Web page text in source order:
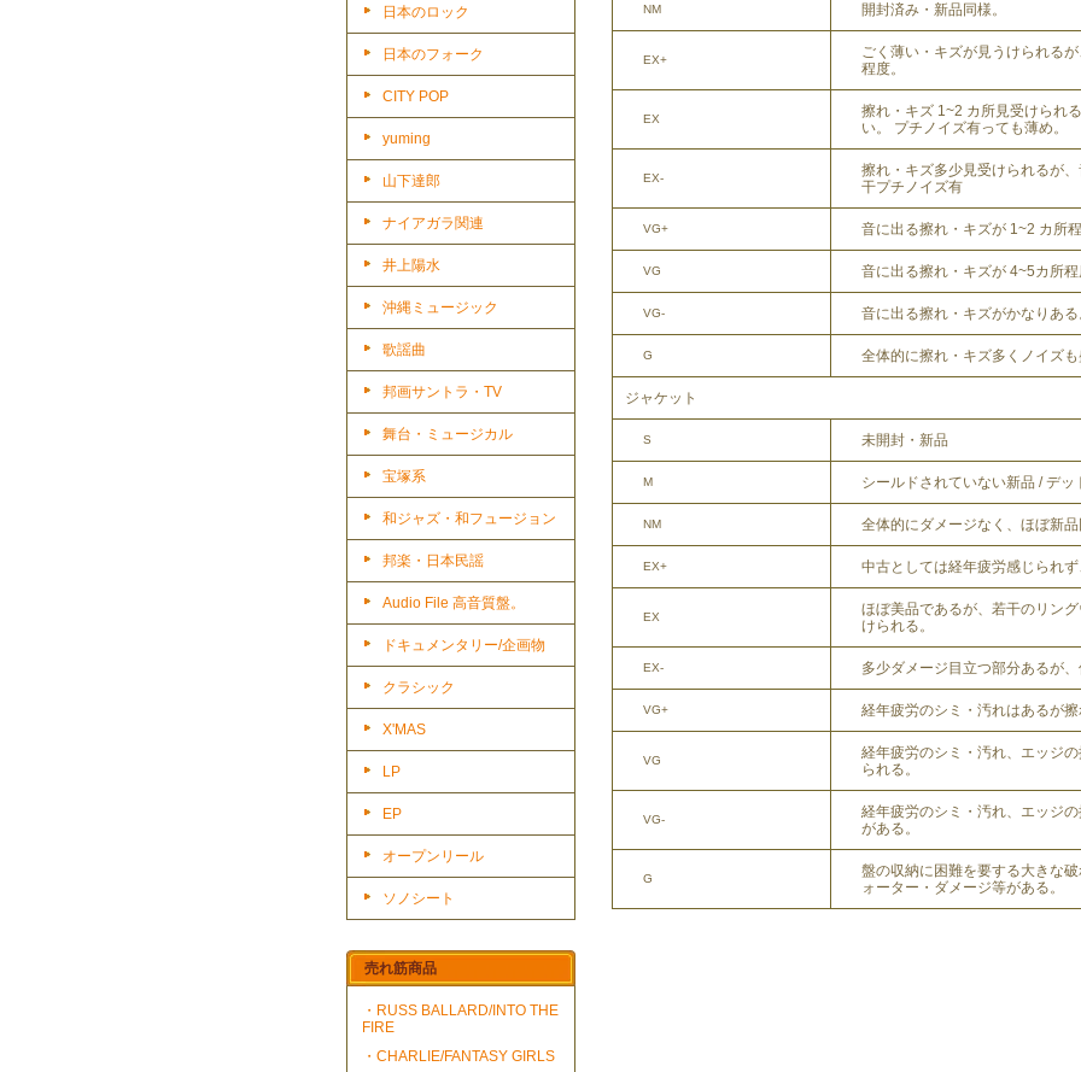
日本のロック
日本のフォーク
CITY POP
yuming
山下達郎
ナイアガラ関連
井上陽水
沖縄ミュージック
歌謡曲
邦画サントラ・TV
舞台・ミュージカル
宝塚系
和ジャズ・和フュージョン
邦楽・日本民謡
Audio File 高音質盤。
ドキュメンタリー/企画物
クラシック
X'MAS
LP
EP
オープンリール
ソノシート
売れ筋商品
・RUSS BALLARD/INTO THE
FIRE
・CHARLIE/FANTASY GIRLS
NM 開封済み・新品同様。
EX+
ごく薄い・キズが見うけられる
程度。
EX
擦れ・キズ 1~2 カ所見受けられ
い。 プチノイズ有っても薄め。
EX-
擦れ・キズ多少見受けられるが
干プチノイズ有
VG+ 音に出る擦れ・キズが 1~2 カ所程
VG 音に出る擦れ・キズが 4~5カ所程
VG- 音に出る擦れ・キズがかなりある
G 全体的に擦れ・キズ多くノイズも
ジャケット
S 未開封・新品
M シールドされていない新品 / デッ
NM 全体的にダメージなく、ほぼ新品
EX+ 中古としては経年疲労感じられず
EX
ほぼ美品であるが、若干のリン
けられる。
EX- 多少ダメージ目立つ部分あるが、
VG+ 経年疲労のシミ・汚れはあるが擦
VG
経年疲労のシミ・汚れ、エッジ
られる。
VG-
経年疲労のシミ・汚れ、エッジ
がある。
G
盤の収納に困難を要する大きな
ォーター・ダメージ等がある。